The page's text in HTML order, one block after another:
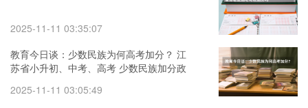
2025-11-11 03:35:07
教育今日谈：少数民族为何高考加分？ 江
苏省小升初、中考、高考 少数民族加分政
2025-11-11 03:05:49